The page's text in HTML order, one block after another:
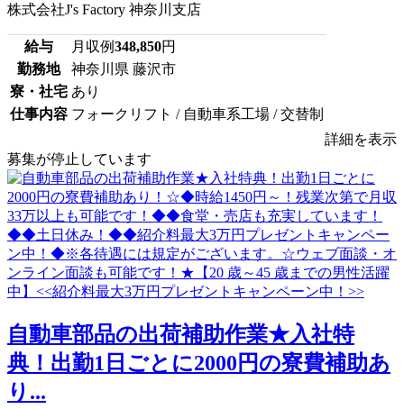
株式会社J's Factory 神奈川支店
給与 月収例348,850円
勤務地
神奈川県 藤沢市
寮・社宅 あり
仕事内容 フォークリフト / 自動車系工場 / 交替制
詳細を表示
募集が停止しています
自動車部品の出荷補助作業★入社特
典！出勤1日ごとに2000円の寮費補助あ
り...